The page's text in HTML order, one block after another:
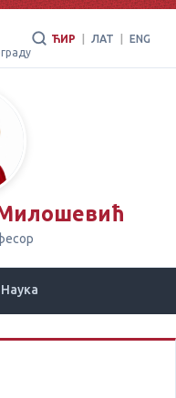
ЋИР ЛАТ ENG
Наука